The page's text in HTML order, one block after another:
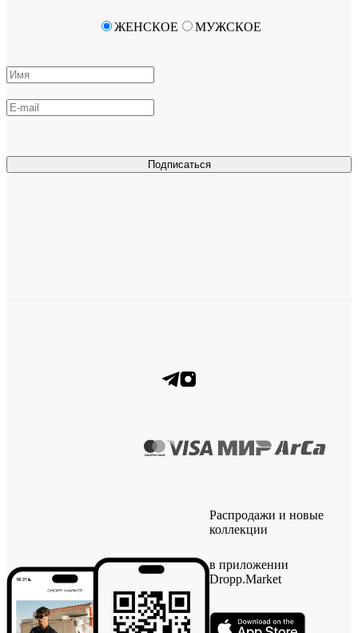
Подписаться
ЖЕНСКОЕ МУЖСКОЕ
Распродажи и новые
коллекции
в приложении
Dropp.Market